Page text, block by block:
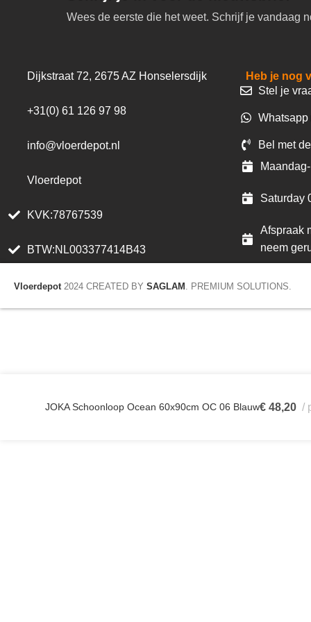
Wees de eerste die het weet. Schrijf je vandaag
Dijkstraat 72, 2675 AZ Honselersdijk
+31(0) 61 126 97 98
info@vloerdepot.nl
Vloerdepot
KVK:78767539
BTW:NL003377414B43
Heb je nog
Stel je
Bel met
Saturday
Afspraak
neem
Vloerdepot 2024 CREATED BY SAGLAM . PREMIUM SOLUTIONS.
JOKA Schoonloop Ocean 60x90cm OC 06 Blauw€ 48,20